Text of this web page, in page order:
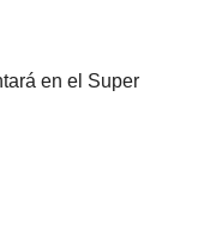
en el Super